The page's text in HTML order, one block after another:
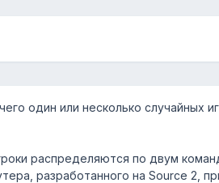
один или несколько случайных
распределяются по двум
разработанного на Source 2,